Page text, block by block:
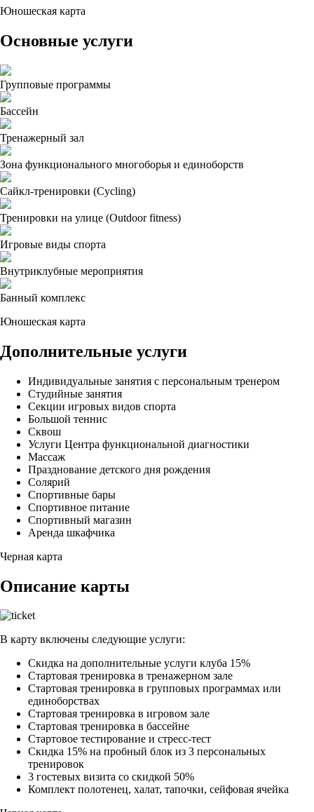
Юношеская карта
Основные услуги
Групповые программы
Бассейн
Тренажерный зал
Зона функционального многоборья и единоборств
Сайкл-тренировки (Cycling)
Тренировки на улице (Outdoor fitness)
Игровые виды спорта
Внутриклубные мероприятия
Банный комплекс
Юношеская карта
Дополнительные услуги
Индивидуальные занятия с персональным тренером
Студийные занятия
Секции игровых видов спорта
Большой теннис
Сквош
Услуги Центра функциональной диагностики
Массаж
Празднование детского дня рождения
Солярий
Спортивные бары
Спортивное питание
Спортивный магазин
Аренда шкафчика
Черная карта
Описание карты
В карту включены следующие услуги:
Скидка на дополнительные услуги клуба 15%
Стартовая тренировка в тренажерном зале
Стартовая тренировка в групповых программах или
единоборствах
Стартовая тренировка в игровом зале
Стартовая тренировка в бассейне
Стартовое тестирование и стресс-тест
Скидка 15% на пробный блок из 3 персональных
тренировок
3 гостевых визита со скидкой 50%
Комплект полотенец, халат, тапочки, сейфовая ячейка